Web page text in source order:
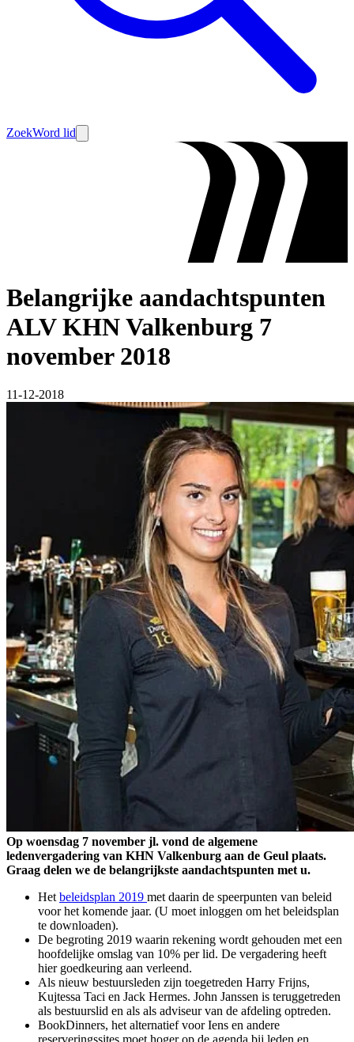
ZoekWord lid
Belangrijke aandachtspunten
ALV KHN Valkenburg 7
november 2018
11-12-2018
Op woensdag 7 november jl. vond de algemene
ledenvergadering van KHN Valkenburg aan de Geul plaats.
Graag delen we de belangrijkste aandachtspunten met u.
Het beleidsplan 2019 met daarin de speerpunten van beleid
voor het komende jaar. (U moet inloggen om het beleidsplan
te downloaden).
De begroting 2019 waarin rekening wordt gehouden met een
hoofdelijke omslag van 10% per lid. De vergadering heeft
hier goedkeuring aan verleend.
Als nieuw bestuursleden zijn toegetreden Harry Frijns,
Kujtessa Taci en Jack Hermes. John Janssen is teruggetreden
als bestuurslid en als als adviseur van de afdeling optreden.
BookDinners, het alternatief voor Iens en andere
reserveringssites moet hoger op de agenda bij leden en